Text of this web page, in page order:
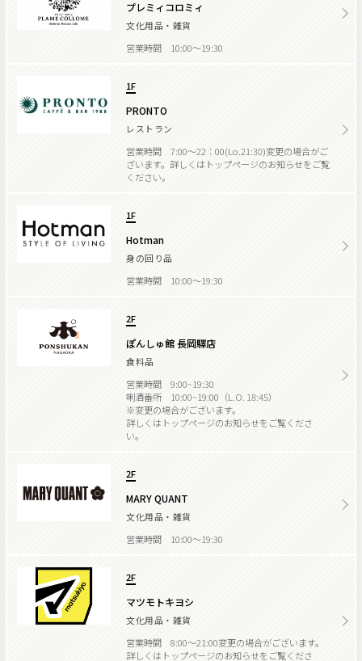
プレミィコロミィ
文化用品・雑貨
営業時間 10:00～19:30
1F
PRONTO
レストラン
営業時間 7:00～22：00(Lo.21:30)変更の場合がご
ざいます。詳しくはトップページのお知らせをご覧
ください。
1F
Hotman
身の回り品
営業時間 10:00～19:30
2F
ぽんしゅ館 長岡驛店
食料品
営業時間 9:00~19:30
唎酒番所 10:00~19:00（L.O. 18:45）
※変更の場合がございます。
詳しくはトップページのお知らせをご覧くださ
い。
2F
MARY QUANT
文化用品・雑貨
営業時間 10:00～19:30
2F
マツモトキヨシ
文化用品・雑貨
営業時間 8:00～21:00変更の場合がございます。
詳しくはトップページのお知らせをご覧くださ